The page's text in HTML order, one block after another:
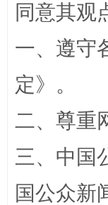
解纷+调解
同意其观
一、遵守
定》。
二、尊重
三、中国
国公众新